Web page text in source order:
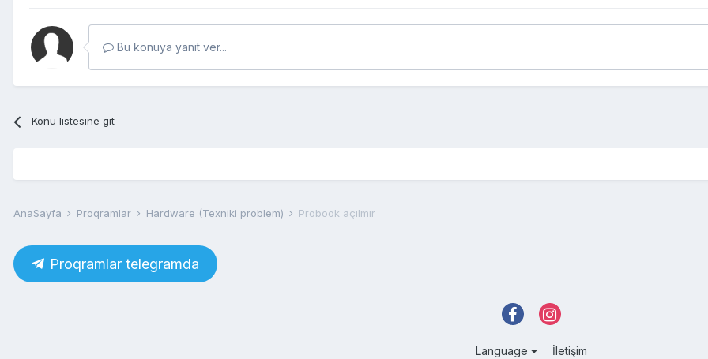
Bu konuya yanıt ver...
Konu listesine git
AnaSayfa Proqramlar Hardware (Texniki problem) Probook açılmır
Proqramlar telegramda
Language İletişim